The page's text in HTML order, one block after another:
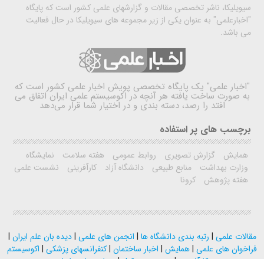
سیویلیکا، ناشر تخصصی مقالات و گزارشهای علمی کشور است که پایگاه
"اخبارعلمی" به عنوان یکی از زیر مجموعه های سیویلیکا در حال فعالیت
می باشد.
"اخبار علمی" یک پایگاه تخصصی پویش اخبار علمی کشور است که
به صورت ساخت یافته هر آنچه در اکوسیستم علمی ایران اتفاق می
افتد را رصد، دسته بندی و در اختیار شما قرار می‌دهد
برچسب های پر استفاده
همایش گزارش تصویری روابط عمومی هفته سلامت
نمایشگاه
وزارت بهداشت
منابع طبیعی دانشگاه آزاد کارآفرینی
نشست علمی
هفته پژوهش
کرونا
مقالات علمی | رتبه بندی دانشگاه ها | انجمن های علمی |دیده بان علم ایران |
فراخوان های علمی |همایش | اخبار ساختمان |کنفرانسهای پزشکی | اکوسیستم